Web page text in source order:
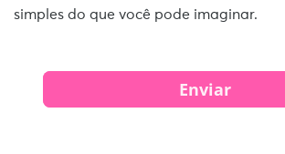
simples do que você pode imaginar.